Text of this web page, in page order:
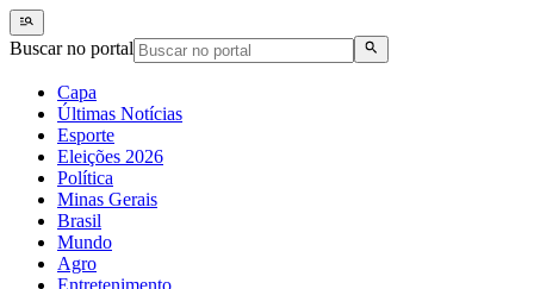
Buscar no portal
Capa
Últimas Notícias
Esporte
Eleições 2026
Política
Minas Gerais
Brasil
Mundo
Agro
Entretenimento